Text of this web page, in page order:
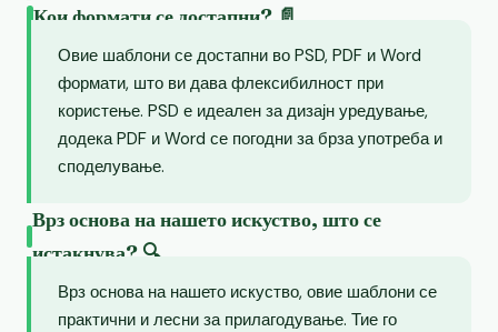
Кои формати се достапни? 📄
Овие шаблони се достапни во PSD, PDF и Word
формати, што ви дава флексибилност при
користење. PSD е идеален за дизајн уредување,
додека PDF и Word се погодни за брза употреба и
споделување.
Врз основа на нашето искуство, што се
истакнува? 🔍
Врз основа на нашето искуство, овие шаблони се
практични и лесни за прилагодување. Тие го